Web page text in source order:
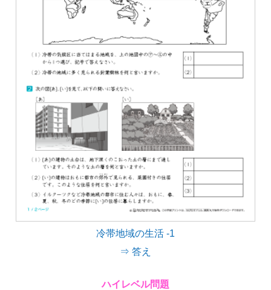
冷帯地域の生活 -1
⇒ 答え
ハイレベル問題